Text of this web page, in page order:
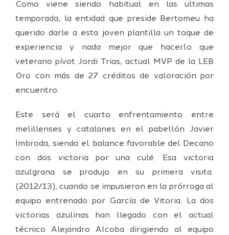
Como viene siendo habitual en las ultimas
temporada, la entidad que preside Bertomeu ha
querido darle a esta joven plantilla un toque de
experiencia y nada mejor que hacerlo que
veterano pívot Jordi Trias, actual MVP de la LEB
Oro con más de 27 créditos de valoración por
encuentro.
Este será el cuarto enfrentamiento entre
melillenses y catalanes en el pabellón Javier
Imbroda, siendo el balance favorable del Decano
con dos victoria por una culé. Esa victoria
azulgrana se produjo en su primera visita
(2012/13), cuando se impusieron en la prórroga al
equipo entrenado por García de Vitoria. La dos
victorias azulinas han llegado con el actual
técnico Alejandro Alcoba dirigiendo al equipo